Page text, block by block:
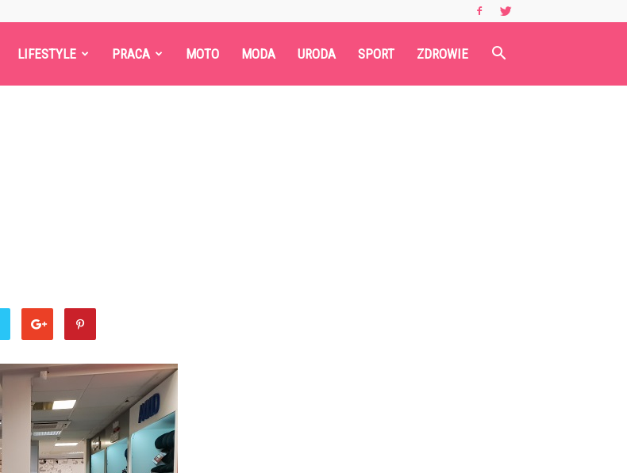
LIFESTYLE PRACA MOTO MODA URODA SPORT ZDROWIE